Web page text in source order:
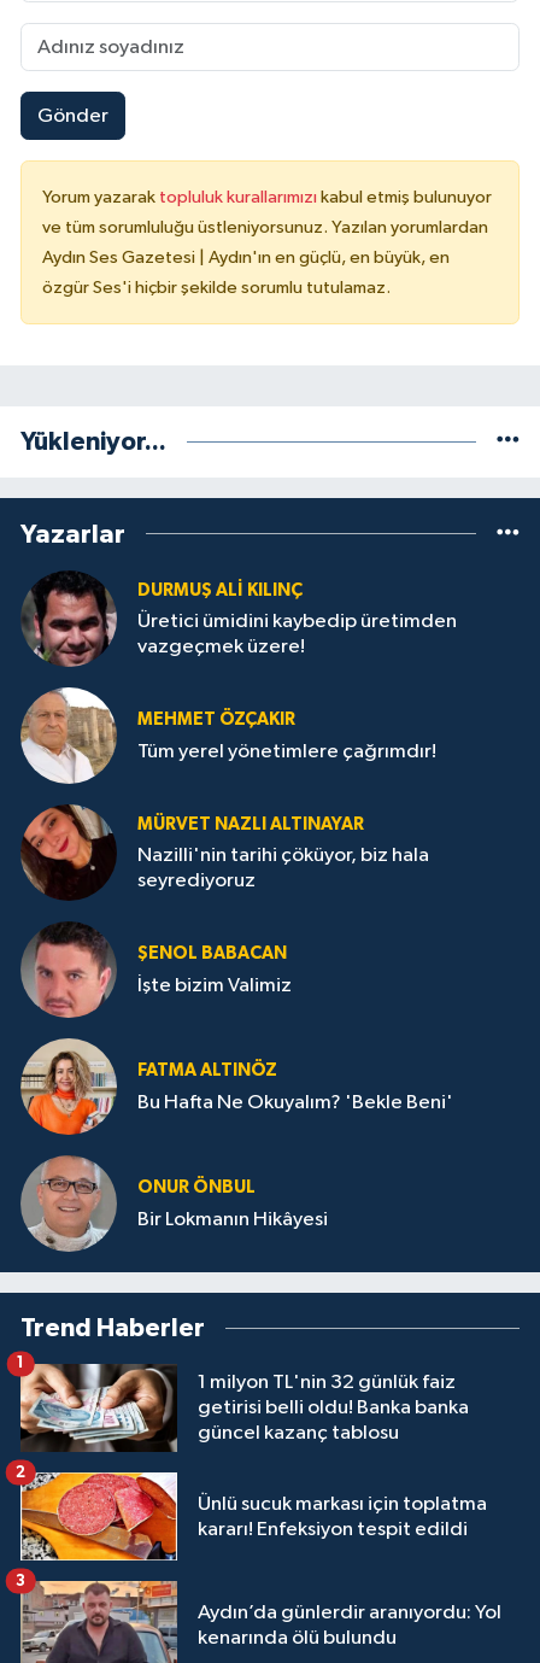
Gönder
Yorum yazarak topluluk kurallarımızı kabul etmiş bulunuyor
ve tüm sorumluluğu üstleniyorsunuz. Yazılan yorumlardan
Aydın Ses Gazetesi | Aydın'ın en güçlü, en büyük, en
özgür Ses'i hiçbir şekilde sorumlu tutulamaz.
Yükleniyor...
Yazarlar
DURMUŞ ALI KILINÇ
Üretici ümidini kaybedip üretimden
vazgeçmek üzere!
MEHMET ÖZÇAKIR
Tüm yerel yönetimlere çağrımdır!
MÜRVET NAZLI ALTINAYAR
Nazilli'nin tarihi çöküyor, biz hala
seyrediyoruz
ŞENOL BABACAN
İşte bizim Valimiz
FATMA ALTINÖZ
Bu Hafta Ne Okuyalım? 'Bekle Beni'
ONUR ÖNBUL
Bir Lokmanın Hikâyesi
Trend Haberler
1 milyon TL'nin 32 günlük faiz
getirisi belli oldu! Banka banka
güncel kazanç tablosu
1
Ünlü sucuk markası için toplatma
kararı! Enfeksiyon tespit edildi
2
Aydın’da günlerdir aranıyordu: Yol
kenarında ölü bulundu
3